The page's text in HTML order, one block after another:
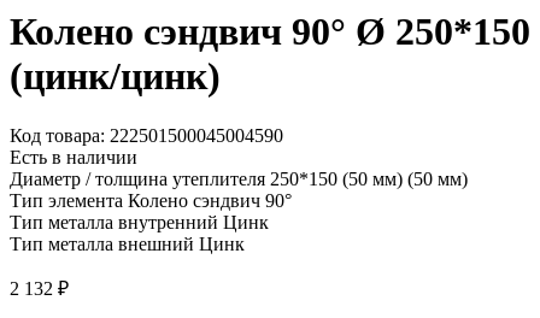
Колено сэндвич 90° Ø 250*150
(цинк/цинк)
Код товара: 222501500045004590
Есть в наличии
Диаметр / толщина утеплителя 250*150 (50 мм) (50 мм)
Тип элемента Колено сэндвич 90°
Тип металла внутренний Цинк
Тип металла внешний Цинк
2 132 ₽